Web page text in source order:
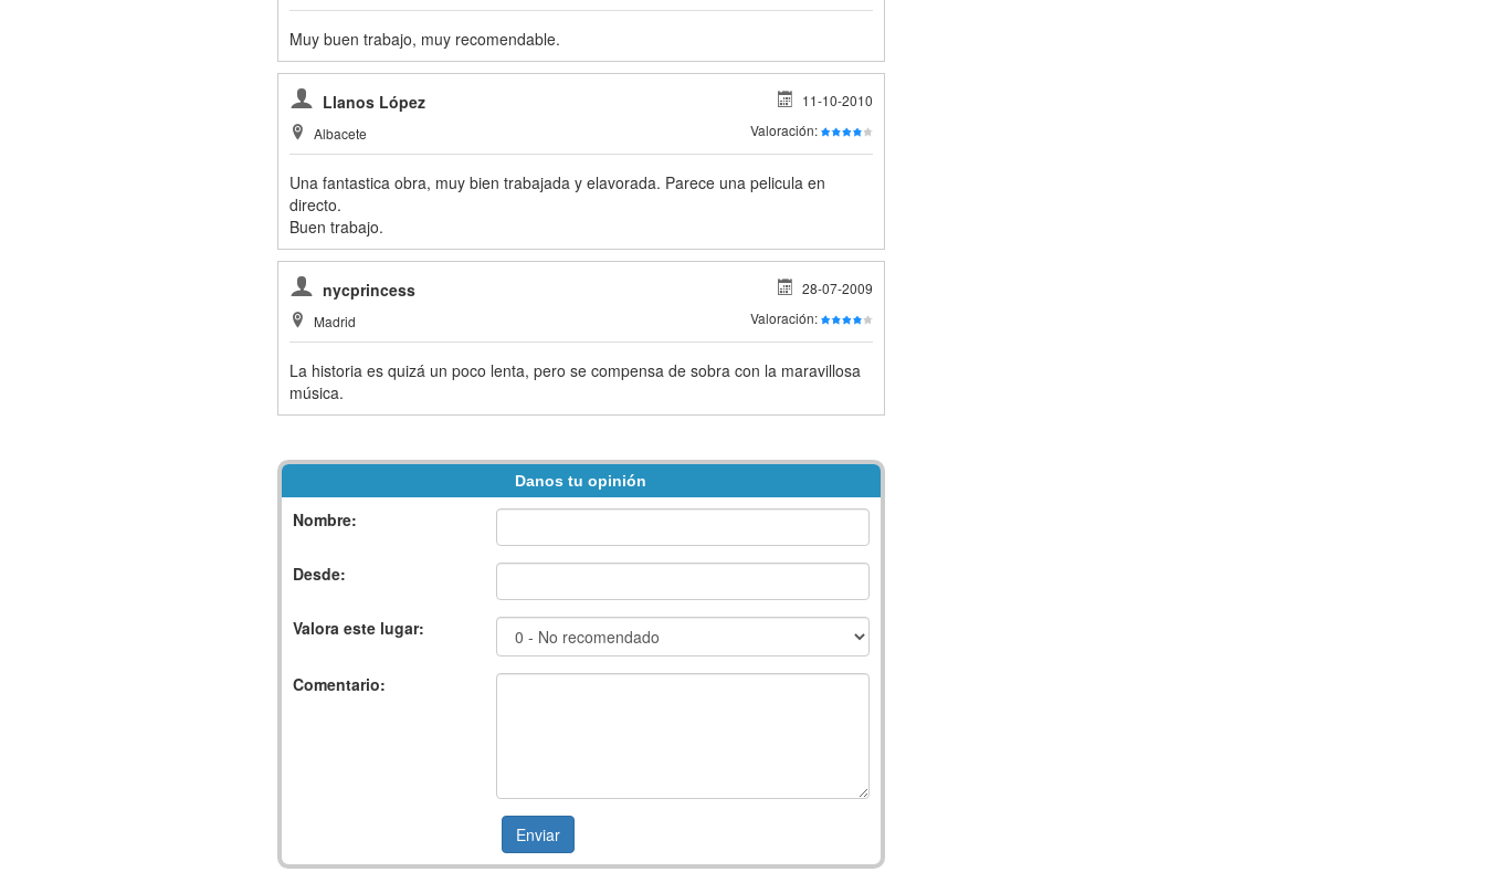
Muy buen trabajo, muy recomendable.
Llanos López
Albacete
11-10-2010
Valoración:
Una fantastica obra, muy bien trabajada y elavorada. Parece una pelicula en
directo.
Buen trabajo.
nycprincess
Madrid
28-07-2009
Valoración:
La historia es quizá un poco lenta, pero se compensa de sobra con la maravillosa
música.
Danos tu opinión
Nombre:
Desde:
Valora este lugar:
Comentario: